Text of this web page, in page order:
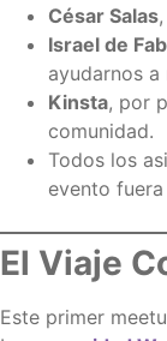
César Salas
Israel de
ayudarnos
Kinsta, por
comunidad.
Todos los
evento
El Viaje
Este primer